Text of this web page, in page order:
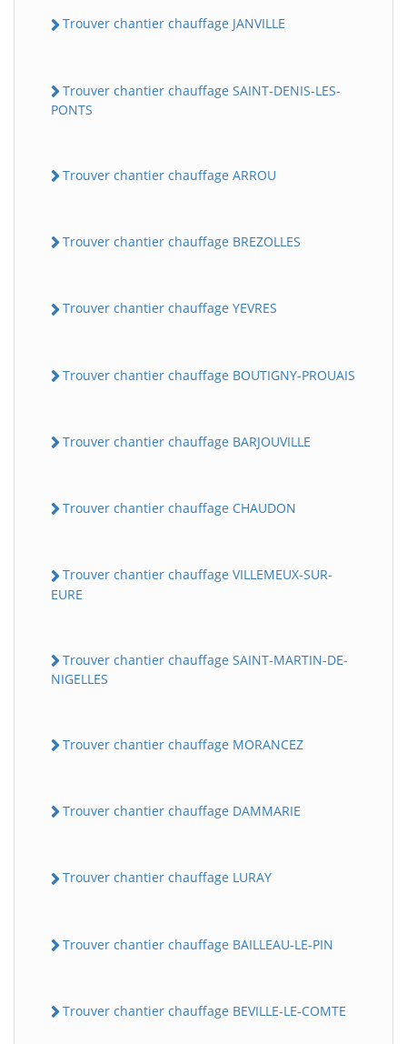
Trouver chantier chauffage JANVILLE
Trouver chantier chauffage SAINT-DENIS-LES-
PONTS
Trouver chantier chauffage ARROU
Trouver chantier chauffage BREZOLLES
Trouver chantier chauffage YEVRES
Trouver chantier chauffage BOUTIGNY-PROUAIS
Trouver chantier chauffage BARJOUVILLE
Trouver chantier chauffage CHAUDON
Trouver chantier chauffage VILLEMEUX-SUR-
EURE
Trouver chantier chauffage SAINT-MARTIN-DE-
NIGELLES
Trouver chantier chauffage MORANCEZ
Trouver chantier chauffage DAMMARIE
Trouver chantier chauffage LURAY
Trouver chantier chauffage BAILLEAU-LE-PIN
Trouver chantier chauffage BEVILLE-LE-COMTE